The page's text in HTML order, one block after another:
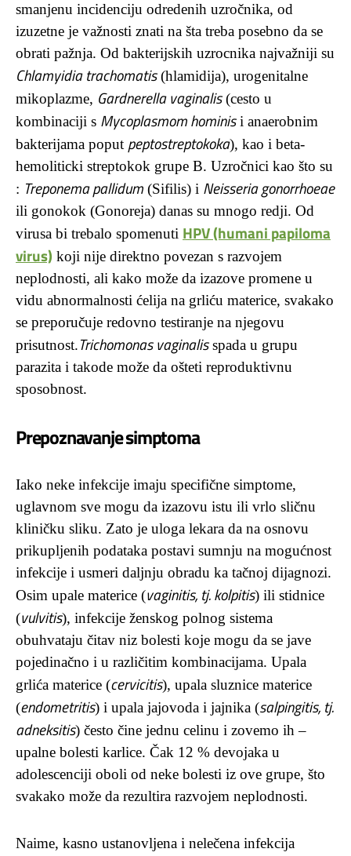
smanjenu incidenciju odredenih uzročnika, od
izuzetne je važnosti znati na šta treba posebno da se
obrati pažnja. Od bakterijskih uzrocnika najvažniji su
Chlamyidia trachomatis(hlamidija), urogenitalne
mikoplazme, Gardnerella vaginalis(cesto u
kombinaciji s Mycoplasmom hominisi anaerobnim
bakterijama poput peptostreptokoka), kao i beta-
hemoliticki streptokok grupe B. Uzročnici kao što su
: Treponema pallidum (Sifilis) i Neisseria gonorrhoeae
ili gonokok (Gonoreja) danas su mnogo redji. Od
virusa bi trebalo spomenuti HPV (humani papiloma
virus) koji nije direktno povezan s razvojem
neplodnosti, ali kako može da izazove promene u
vidu abnormalnosti ćelija na grliću materice, svakako
se preporučuje redovno testiranje na njegovu
prisutnost.Trichomonas vaginalisspada u grupu
parazita i takode može da ošteti reproduktivnu
sposobnost.
Prepoznavanje simptoma
Iako neke infekcije imaju specifične simptome,
uglavnom sve mogu da izazovu istu ili vrlo sličnu
kliničku sliku. Zato je uloga lekara da na osnovu
prikupljenih podataka postavi sumnju na mogućnost
infekcije i usmeri daljnju obradu ka tačnoj dijagnozi.
Osim upale materice (vaginitis, tj. kolpitis) ili stidnice
(vulvitis), infekcije ženskog polnog sistema
obuhvataju čitav niz bolesti koje mogu da se jave
pojedinačno i u različitim kombinacijama. Upala
grlića materice (cervicitis), upala sluznice materice
(endometritis) i upala jajovoda i jajnika (salpingitis, tj.
adneksitis) često čine jednu celinu i zovemo ih –
upalne bolesti karlice. Čak 12 % devojaka u
adolescenciji oboli od neke bolesti iz ove grupe, što
svakako može da rezultira razvojem neplodnosti.
Naime, kasno ustanovljena i nelečena infekcija